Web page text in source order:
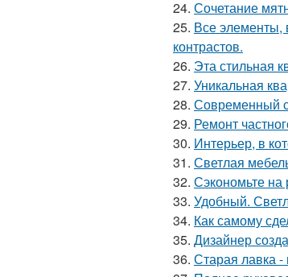
24. Сочетание
25. Все элементы,
контрастов.
26. Эта стильная
27. Уникальная
28. Современный
29. Ремонт
30. Интерьер, в
31. Светлая
32. Сэкономьте на
33. Удобный.
34. Как самому
35. Дизайнер
36. Старая лавка -